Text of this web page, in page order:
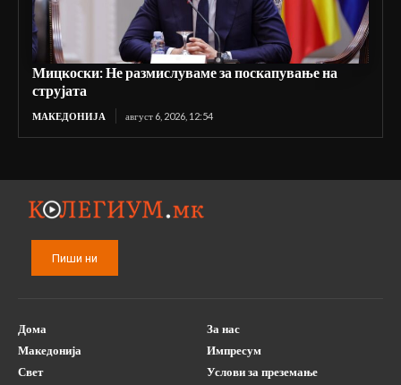
Мицкоски: Не размислуваме за поскапување на
струјата
МАКЕДОНИЈА август 6, 2026, 12:54
Пиши ни
Дома
Македонија
Свет
За нас
Импресум
Услови за преземање